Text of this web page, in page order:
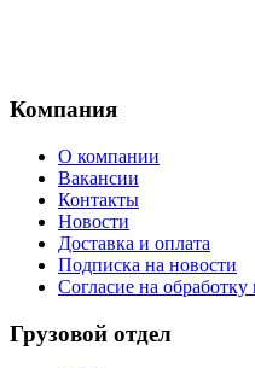
Компания
О компании
Вакансии
Контакты
Новости
Доставка и оплата
Подписка на новости
Согласие на
Грузовой отдел